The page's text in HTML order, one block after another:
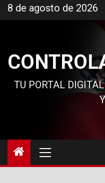
al
8 de agosto de 2026
TU PORTAL
principal